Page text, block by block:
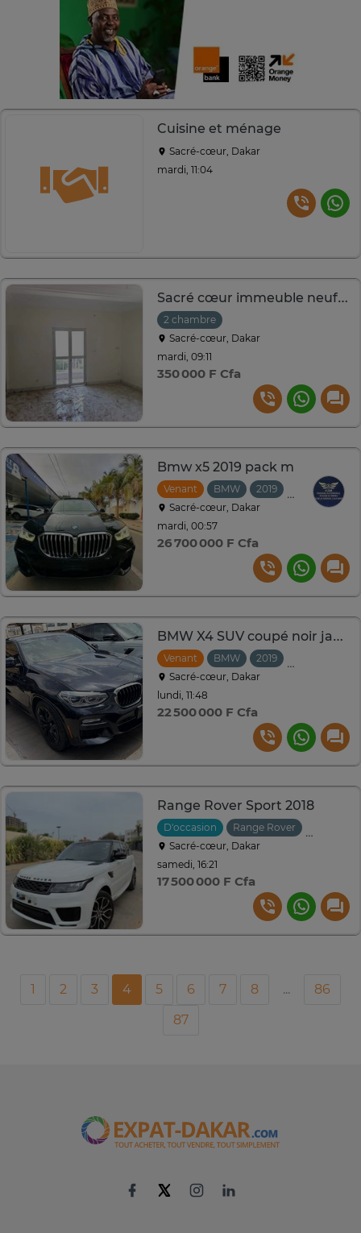
Cuisine et ménage
Sacré-cœur, Dakar
mardi, 11:04
Sacré cœur immeuble neuf studio et F3 à louer
2 chambre
Sacré-cœur, Dakar
mardi, 09:11
350 000 F Cfa
Bmw x5 2019 pack m
Venant BMW 2019
Automatique
Sacré-cœur, Dakar
mardi, 00:57
26 700 000 F Cfa
BMW X4 SUV coupé noir jantes noires
Venant BMW 2019
Sacré-cœur, Dakar
lundi, 11:48
22 500 000 F Cfa
Range Rover Sport 2018
D'occasion Range Rover
Sacré-cœur, Dakar
samedi, 16:21
17 500 000 F Cfa
1 2 3 4 5 6 7 8 ...
86
87